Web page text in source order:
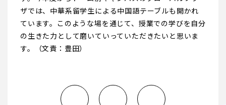
ザでは、中華系留学生による中国語テーブルも開かれ
ています。このような場を通じて、授業での学びを自分
の生きた力として磨いていっていただきたいと思いま
す。（文責：豊田）